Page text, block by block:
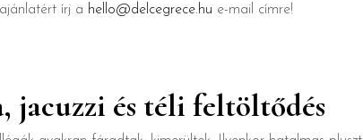
ajánlatért írj a hello@delcegrece.hu e-mail címre!
jacuzzi és téli feltöltődés